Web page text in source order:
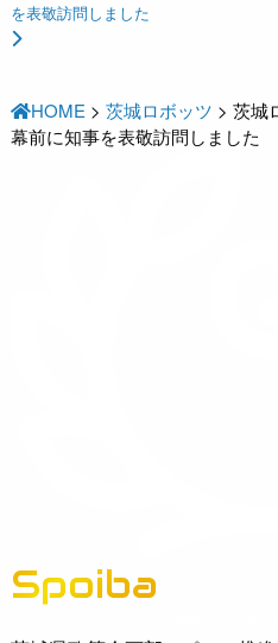
を表敬訪問しました
HOME >茨城ロボッツ >茨城
幕前に知事を表敬訪問しました
Spoiba